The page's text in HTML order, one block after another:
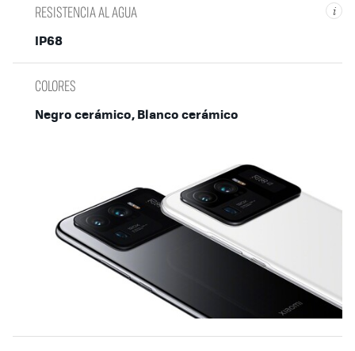
i
RESISTENCIA AL AGUA
IP68
COLORES
Negro cerámico, Blanco cerámico